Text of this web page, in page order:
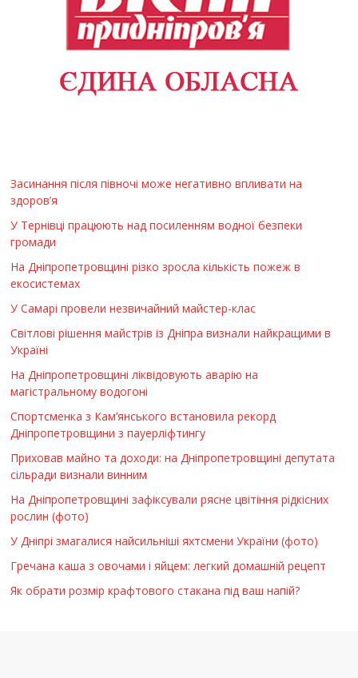
Засинання після півночі може негативно впливати на
здоров’я
У Тернівці працюють над посиленням водної безпеки
громади
На Дніпропетровщині різко зросла кількість пожеж в
екосистемах
У Самарі провели незвичайний майстер-клас
Світлові рішення майстрів із Дніпра визнали найкращими в
Україні
На Дніпропетровщині ліквідовують аварію на
магістральному водогоні
Спортсменка з Кам’янського встановила рекорд
Дніпропетровщини з пауерліфтингу
Приховав майно та доходи: на Дніпропетровщині депутата
сільради визнали винним
На Дніпропетровщині зафіксували рясне цвітіння рідкісних
рослин (фото)
У Дніпрі змагалися найсильніші яхтсмени України (фото)
Гречана каша з овочами і яйцем: легкий домашній рецепт
Як обрати розмір крафтового стакана під ваш напій?